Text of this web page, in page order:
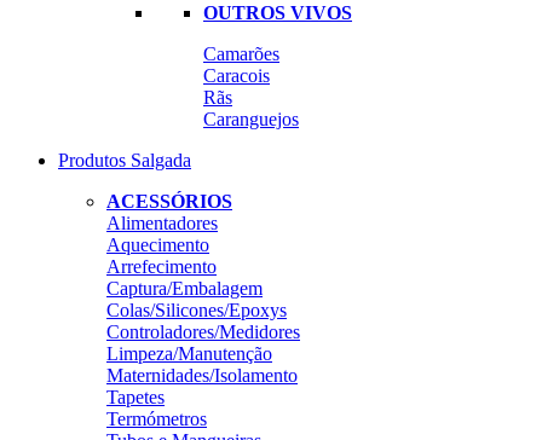
OUTROS VIVOS
Camarões
Caracois
Rãs
Caranguejos
Produtos Salgada
ACESSÓRIOS
Alimentadores
Aquecimento
Arrefecimento
Captura/Embalagem
Colas/Silicones/Epoxys
Controladores/Medidores
Limpeza/Manutenção
Maternidades/Isolamento
Tapetes
Termómetros